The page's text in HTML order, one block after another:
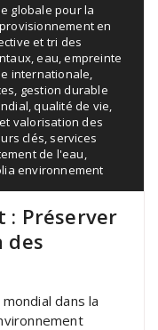
globale pour la
en
et tri des
,eau ,empreinte
internationale
gestion durable
,qualité de vie
valorisation des
clés services
de l'eau
environnement
: Préserver
des
dans la